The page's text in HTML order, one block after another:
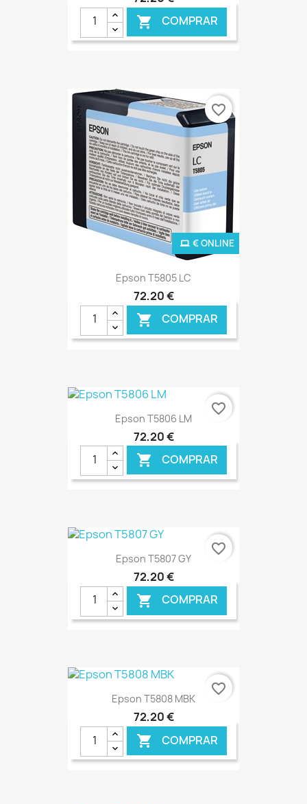
 COMPRAR
Epson T5805 LC
72,20 €
 COMPRAR
€ ONLINE
favorite_border
Epson T5806 LM
72,20 €
 COMPRAR
€ ONLINE
favorite_border
Epson T5807 GY
72,20 €
 COMPRAR
€ ONLINE
favorite_border
Epson T5808 MBK
72,20 €
 COMPRAR
favorite_border